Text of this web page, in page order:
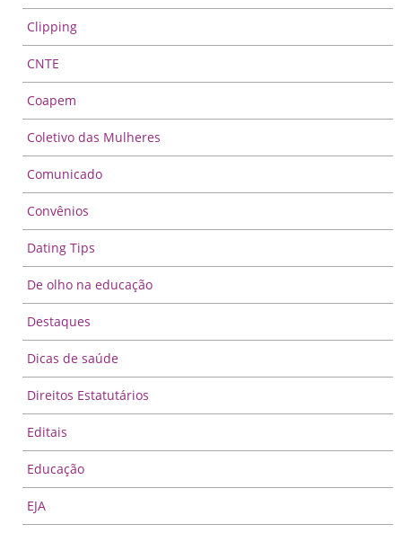
Clipping
CNTE
Coapem
Coletivo das Mulheres
Comunicado
Convênios
Dating Tips
De olho na educação
Destaques
Dicas de saúde
Direitos Estatutários
Editais
Educação
EJA